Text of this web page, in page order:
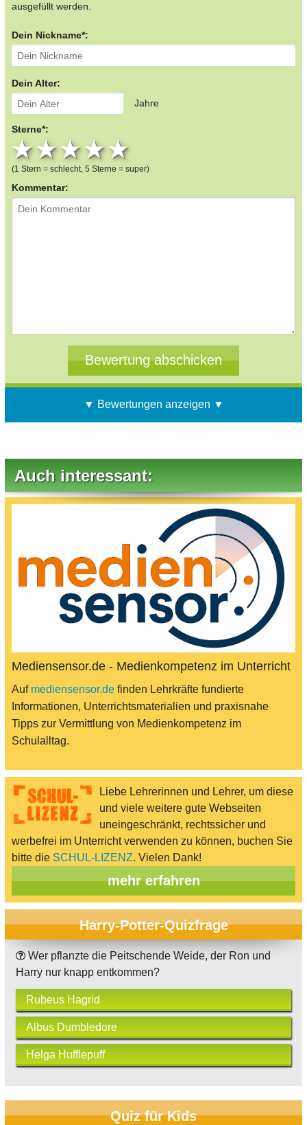
ausgefüllt werden.
Dein Nickname*:
Dein Alter:
Jahre
Sterne*:
4 stars
3 stars
2 stars
1 star
(1 Stern = schlecht, 5 Sterne = super)
Kommentar:
▼ Bewertungen anzeigen ▼
Auch interessant:
Mediensensor.de - Medienkompetenz im Unterricht
Auf mediensensor.de finden Lehrkräfte fundierte
Informationen, Unterrichtsmaterialien und praxisnahe
Tipps zur Vermittlung von Medienkompetenz im
Schulalltag.
Liebe Lehrerinnen und Lehrer, um diese
und viele weitere gute Webseiten
uneingeschränkt, rechtssicher und
werbefrei im Unterricht verwenden zu können, buchen Sie
bitte die SCHUL-LIZENZ. Vielen Dank!
mehr erfahren
Harry-Potter-Quizfrage
Wer pflanzte die Peitschende Weide, der Ron und
Harry nur knapp entkommen?
Rubeus Hagrid
Albus Dumbledore
Helga Hufflepuff
Quiz für Kids